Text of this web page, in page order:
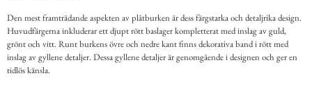
Den mest framträdande aspekten av plåtburken är dess färgstarka och detaljrika design.
Huvudfärgerna inkluderar ett djupt rött baslager kompletterat med inslag av guld,
grönt och vitt. Runt burkens övre och nedre kant finns dekorativa band i rött med
inslag av gyllene detaljer. Dessa gyllene detaljer är genomgående i designen och ger en
tidlös känsla.